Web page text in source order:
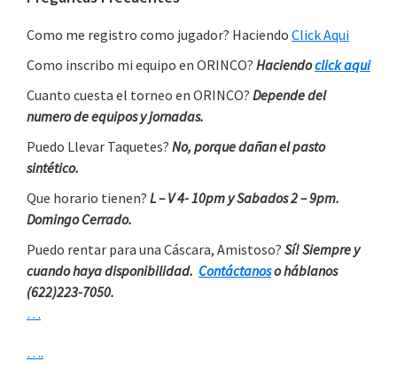
Sidebar
Como me registro como jugador? Haciendo Click Aqui
Como inscribo mi equipo en ORINCO? Haciendoclick aqui
Cuanto cuesta el torneo en ORINCO? Depende del
numero de equipos y jornadas.
Puedo Llevar Taquetes? No, porque dañan el pasto
sintético.
Que horario tienen? L – V 4- 10pm y Sabados 2 – 9pm.
Domingo Cerrado.
Puedo rentar para una Cáscara, Amistoso? Sí! Siempre y
cuando haya disponibilidad. Contáctanoso háblanos
(622)223-7050.
…
….